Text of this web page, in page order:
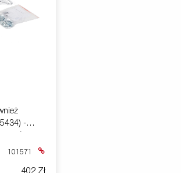
-
S-7000
101571
402 Zł